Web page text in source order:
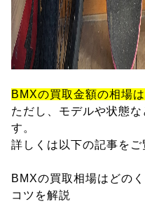
BMXの買取金額の相場
ただし、モデルや状態
す。
詳しくは以下の記事をご
BMXの買取相場はどの
コツを解説